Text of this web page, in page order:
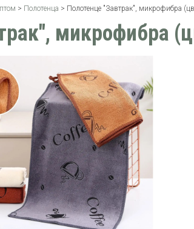
> Полотенца > Полотенце "Завтрак", микрофибра
микрофибра